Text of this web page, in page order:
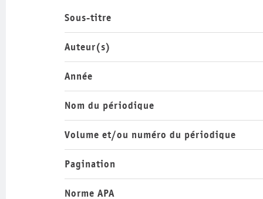
Sous-titre
Auteur(s)
Année
Nom du périodique
Volume et/ou numéro du périodique
Pagination
Norme APA